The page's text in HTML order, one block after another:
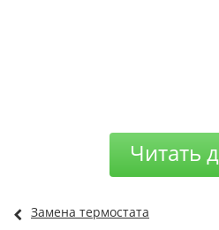
Читать
Замена термостата